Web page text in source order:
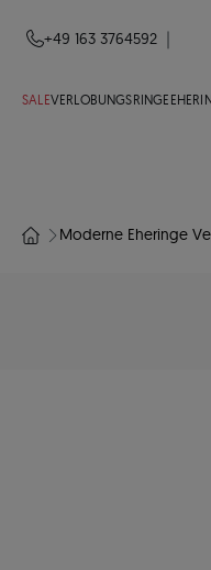
+49 163 3764592
SALEVERLOBUNGSRINGE
Moderne Eheringe